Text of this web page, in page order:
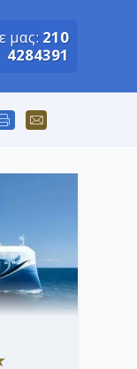
μας: 210
4284391